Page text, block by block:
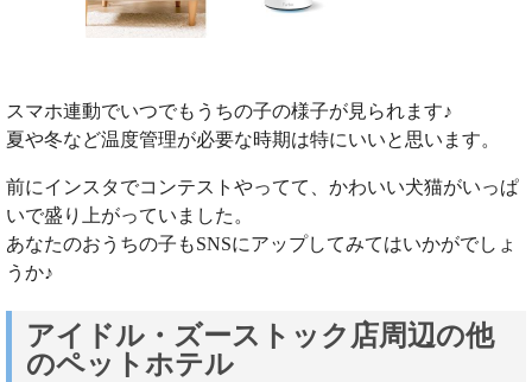
スマホ連動でいつでもうちの子の様子が見られます♪
夏や冬など温度管理が必要な時期は特にいいと思います。
前にインスタでコンテストやってて、かわいい犬猫がいっぱ
いで盛り上がっていました。
あなたのおうちの子もSNSにアップしてみてはいかがでしょ
うか♪
アイドル・ズーストック店周辺の他
のペットホテル